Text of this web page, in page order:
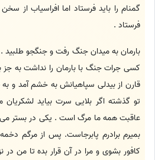
گمنام را باید فرستاد اما افراسیاب از
فرستاد .
بارمان به میدان جنگ رفت و جنگجو طلبید
کسی جرات جنگ با بارمان را نداشت به جز
قارن از بیدلی سپاهیانش به خشم آمد و
تو گذشته اگر بلایی سرت بیاید
عاقبت همه ما مرگ است . یکی در بستر
بمیرم برادرم پابرجاست. پس از مرگم
کافور بشوی و مرا در آن قرار بده تا من